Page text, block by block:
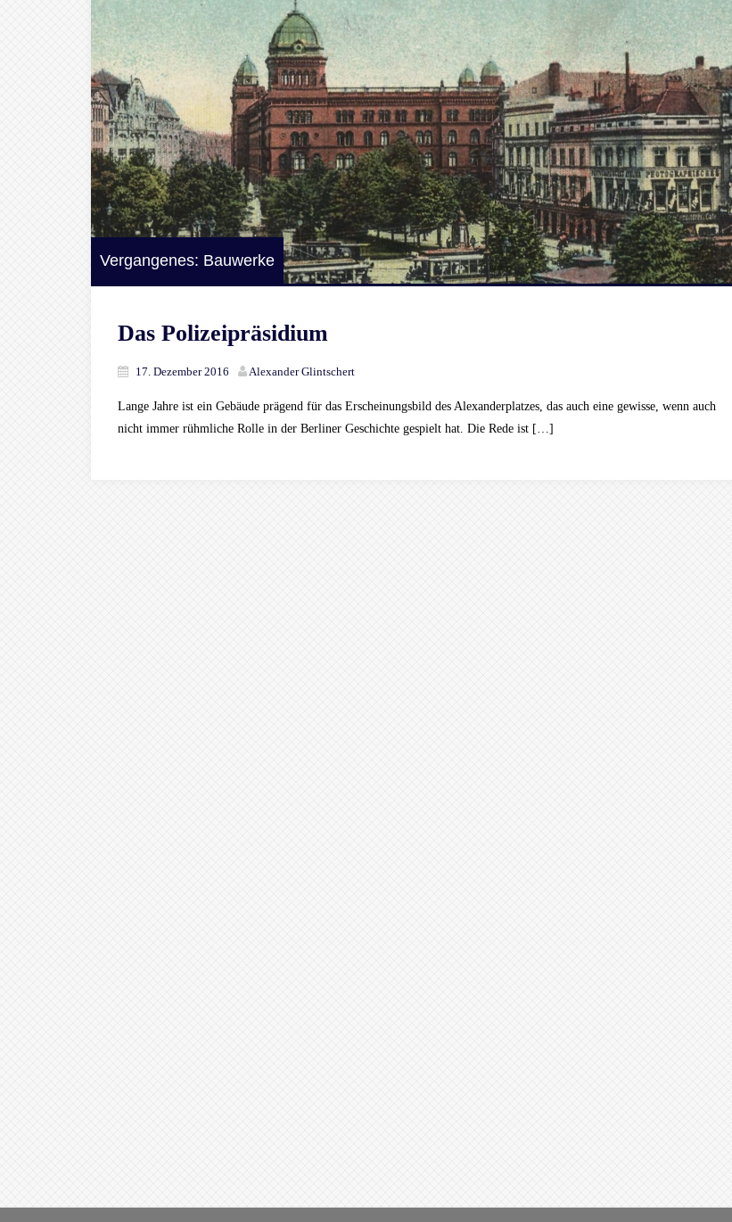
Vergangenes: Bauwerke
Das Polizeipräsidium
17. Dezember 2016 Alexander Glintschert
Lange Jahre ist ein Gebäude prägend für das Erscheinungsbild des Alexanderplatzes, das auch eine gewisse, wenn auch
nicht immer rühmliche Rolle in der Berliner Geschichte gespielt hat. Die Rede ist […]